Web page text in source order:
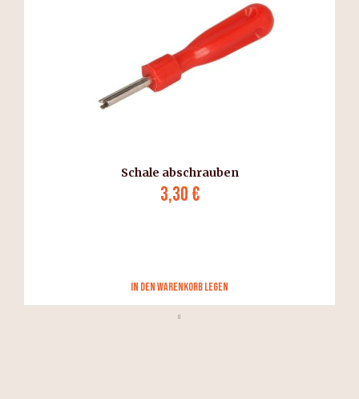
Schale abschrauben
3,30 €
in den Warenkorb legen